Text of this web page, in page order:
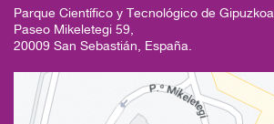
Parque Científico y Tecnológico de Gipuzkoa
Paseo Mikeletegi 59,
20009 San Sebastián, España.